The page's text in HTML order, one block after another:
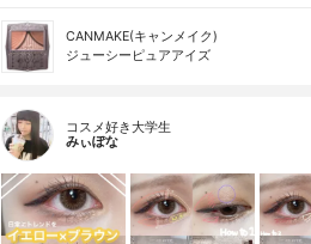
CANMAKE(キャンメイク)
ジューシーピュアアイズ
コスメ好き大学生
みぃぽな